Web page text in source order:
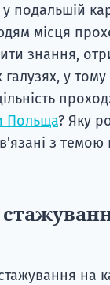
подальшій
місця
знання,
у тому
Польща? Яку
з
на